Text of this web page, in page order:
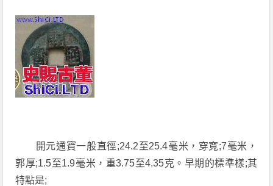
開元通寶一般直徑;24.2至25.4毫米，穿寬;7毫米，
郭厚;1.5至1.9毫米，重3.75至4.35克。早期的標準樣;其
特點是;